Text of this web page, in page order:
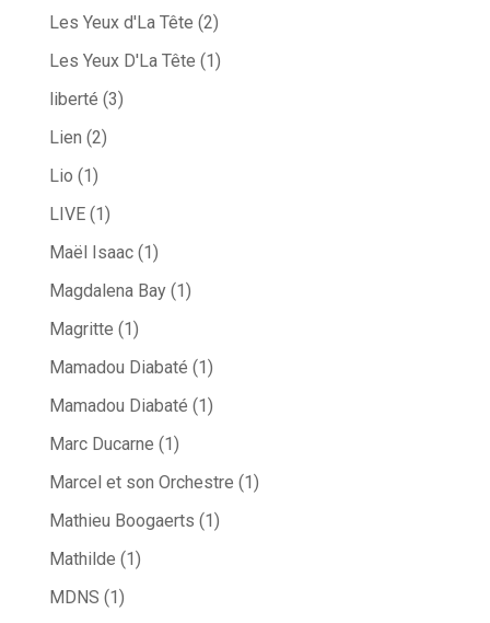
Les Yeux d'La Tête (2)
Les Yeux D'La Tête (1)
liberté (3)
Lien (2)
Lio (1)
LIVE(1)
Maël Isaac(1)
Magdalena Bay(1)
Magritte (1)
Mamadou Diabaté (1)
Mamadou Diabaté (1)
Marc Ducarne (1)
Marcel et son Orchestre (1)
Mathieu Boogaerts (1)
Mathilde (1)
MDNS (1)